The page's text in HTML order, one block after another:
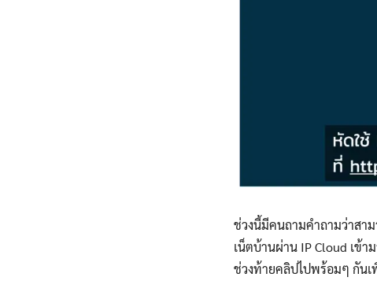
ช่วงนี้มีคนถามคำถามว่าสา
เน็ตบ้านผ่าน IP Cloud เข้า
ช่วงท้ายคลิปไปพร้อมๆ กันเ